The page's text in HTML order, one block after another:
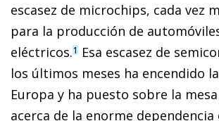
escasez de microchips, cada vez
para la producción de
eléctricos.1 Esa escasez de
los últimos meses ha encendido
Europa y ha puesto sobre la
acerca de la enorme dependencia